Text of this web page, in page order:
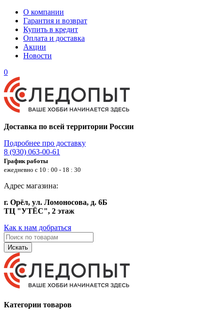
О компании
Гарантия и возврат
Купить в кредит
Оплата и доставка
Акции
Новости
0
Доставка по всей территории России
Подробнее про доставку
8 (930) 063-00-61
График работы
ежедневно с 10 : 00 - 18 : 30
Адрес магазина:
г. Орёл, ул. Ломоносова, д. 6Б
ТЦ "УТЁС", 2 этаж
Как к нам добраться
Искать
Категории товаров